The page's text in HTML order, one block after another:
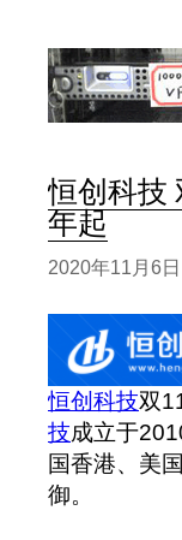
恒创科技
年起
2020年11月6
恒创科技双
技成立于
国香港、美
御。